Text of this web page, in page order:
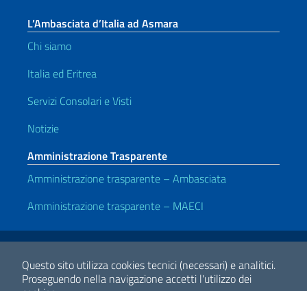
Questo sito utilizza cookies tecnici (necessari) e analitici.
Proseguendo nella navigazione accetti l'utilizzo dei
L’Ambasciata d’Italia ad Asmara
Chi siamo
Italia ed Eritrea
Servizi Consolari e Visti
Notizie
Amministrazione Trasparente
Amministrazione trasparente – Ambasciata
Amministrazione trasparente – MAECI
Link Utili